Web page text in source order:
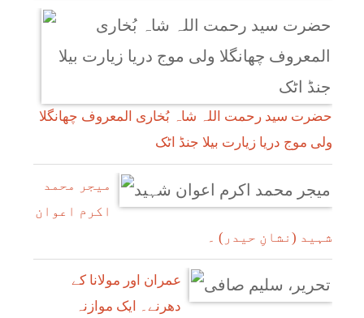
حضرت سید رحمت اللہ شاہ بُخاری المعروف چھانگلا
ولی موج دریا زیارت بیلا جنڈ اٹک
میجر محمد
اکرم اعوان
شہید (نشانِ حیدر) ۔
عمران اور مولانا کے
دھرنے۔ ایک موازنہ